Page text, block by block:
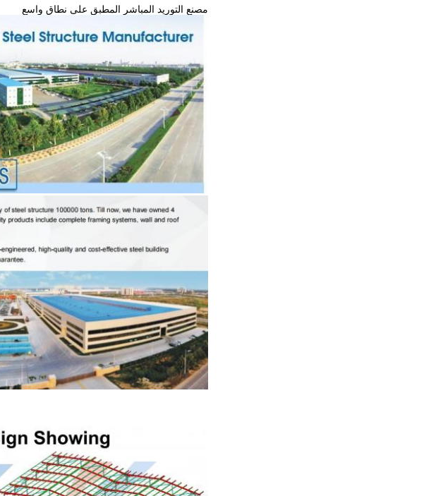
مصنع التوريد المباشر المطبق على نطاق واسع